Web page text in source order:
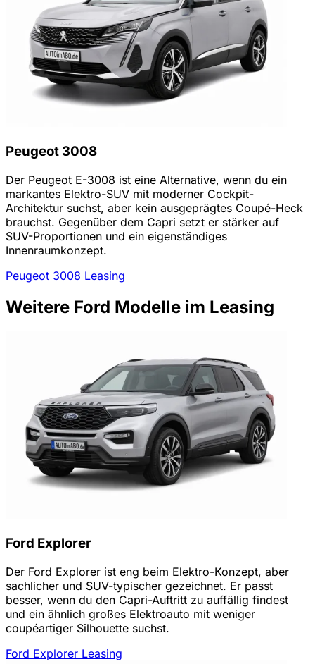
Peugeot 3008
Der Peugeot E-3008 ist eine Alternative, wenn du ein
markantes Elektro-SUV mit moderner Cockpit-
Architektur suchst, aber kein ausgeprägtes Coupé-Heck
brauchst. Gegenüber dem Capri setzt er stärker auf
SUV-Proportionen und ein eigenständiges
Innenraumkonzept.
Peugeot 3008 Leasing
Weitere Ford Modelle im Leasing
Ford Explorer
Der Ford Explorer ist eng beim Elektro-Konzept, aber
sachlicher und SUV-typischer gezeichnet. Er passt
besser, wenn du den Capri-Auftritt zu auffällig findest
und ein ähnlich großes Elektroauto mit weniger
coupéartiger Silhouette suchst.
Ford Explorer Leasing